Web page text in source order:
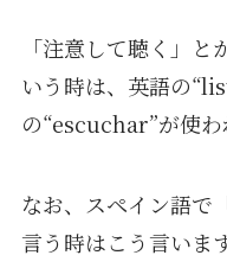
「注意して聴く」
いう時は、英語の
の“escuchar”が使わ
なお、スペイン語で
言う時はこう言います